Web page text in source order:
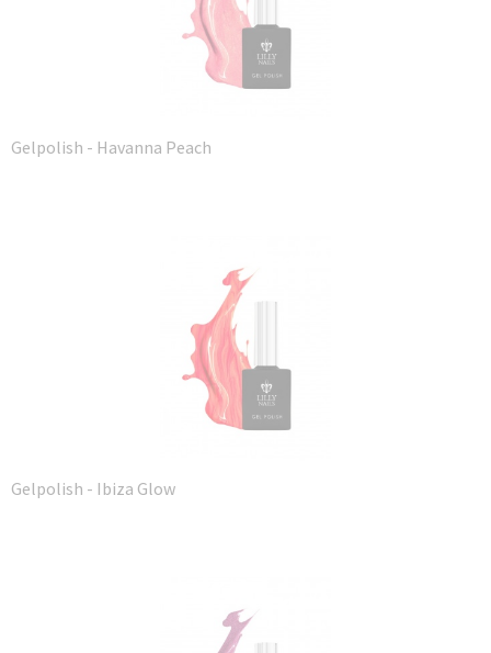
Gelpolish - Havanna Peach
Gelpolish - Ibiza Glow